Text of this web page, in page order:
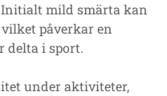
mild smärta kan
påverkar en
delta i sport.
under aktiviteter,